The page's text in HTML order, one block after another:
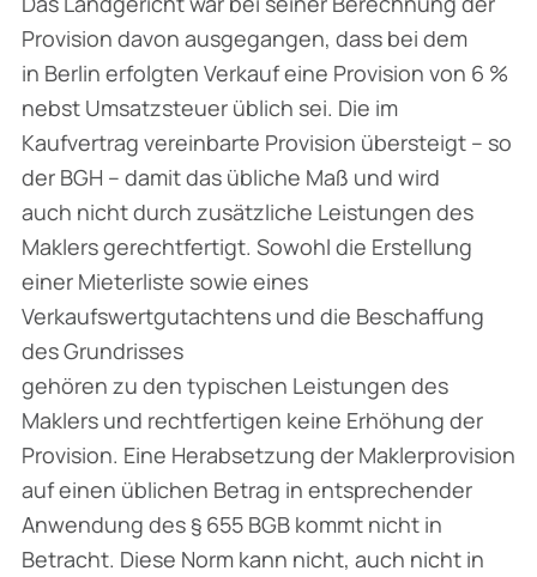
Provision davon ausgegangen, dass bei dem
in Berlin erfolgten Verkauf eine Provision von 6 %
nebst Umsatzsteuer üblich sei. Die im
Kaufvertrag vereinbarte Provision übersteigt – so
der BGH – damit das übliche Maß und wird
auch nicht durch zusätzliche Leistungen des
Maklers gerechtfertigt. Sowohl die Erstellung
einer Mieterliste sowie eines
Verkaufswertgutachtens und die Beschaffung
des Grundrisses
gehören zu den typischen Leistungen des
Maklers und rechtfertigen keine Erhöhung der
Provision. Eine Herabsetzung der Maklerprovision
auf einen üblichen Betrag in entsprechender
Anwendung des § 655 BGB kommt nicht in
Betracht. Diese Norm kann nicht, auch nicht in